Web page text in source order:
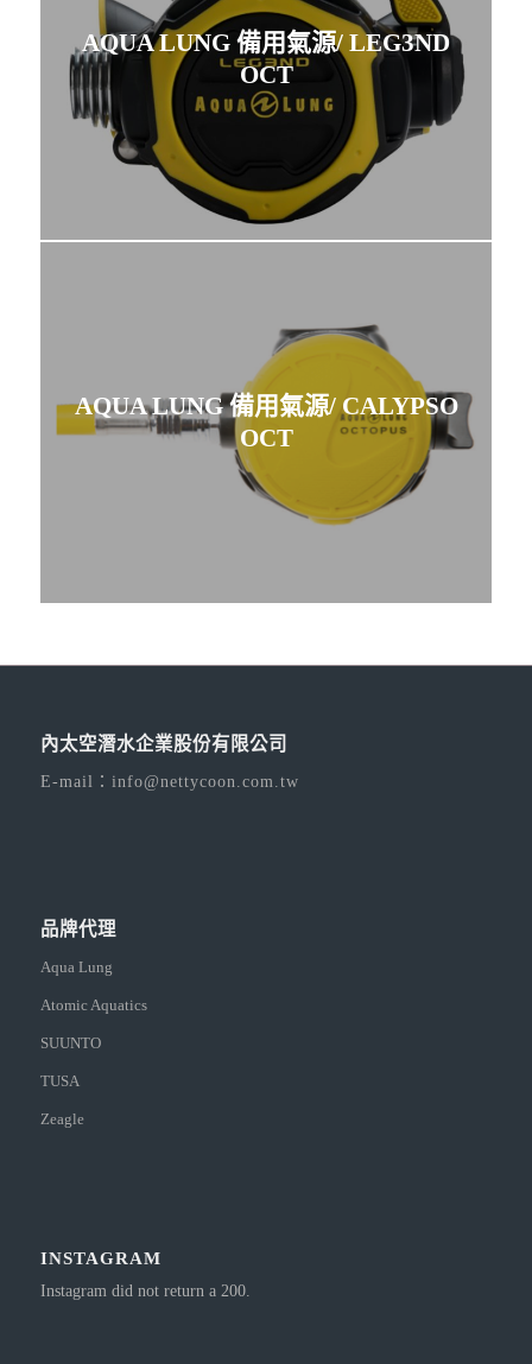
AQUA LUNG 備用氣源/ LEG3ND
OCT
AQUA LUNG 備用氣源/ CALYPSO
OCT
內太空潛水企業股份有限公司
E-mail： info@nettycoon.com.tw
品牌代理
Aqua Lung
Atomic Aquatics
SUUNTO
TUSA
Zeagle
INSTAGRAM
Instagram did not return a 200.